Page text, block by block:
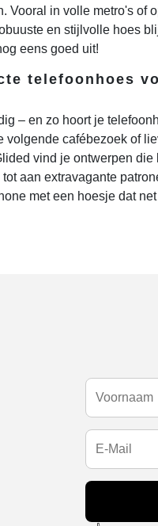
Vooral in volle metro's of
en stijlvolle hoes
eens goed uit!
telefoonhoes
– en zo hoort je
volgende cafébezoek of
vind je ontwerpen
aan extravagante
met een hoesje dat